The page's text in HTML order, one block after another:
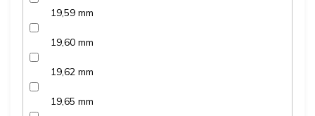
19,59 mm
19,60 mm
19,62 mm
19,65 mm